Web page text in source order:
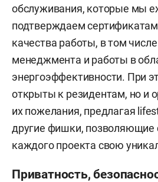
обслуживания, которые мы
подтверждаем
качества работы, в том
менеджмента и работы в
энергоэффективности. При
открыты к резидентам, но и
их пожелания, предлагая
другие фишки, позволяющие
каждого проекта свою
Приватность,